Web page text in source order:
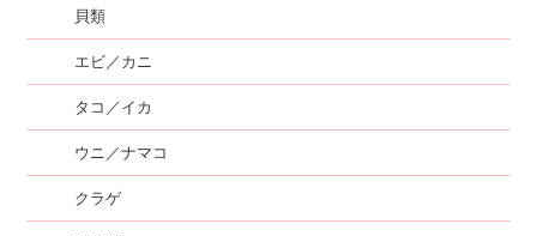
貝類
エビ／カニ
タコ／イカ
ウニ／ナマコ
クラゲ